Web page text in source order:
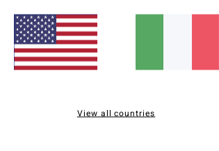
View all countries